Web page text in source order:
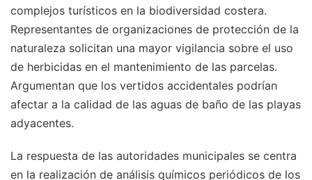
complejos turísticos en la biodiversidad costera.
Representantes de organizaciones de protección de la
naturaleza solicitan una mayor vigilancia sobre el uso
de herbicidas en el mantenimiento de las parcelas.
Argumentan que los vertidos accidentales podrían
afectar a la calidad de las aguas de baño de las playas
adyacentes.
La respuesta de las autoridades municipales se centra
en la realización de análisis químicos periódicos de los